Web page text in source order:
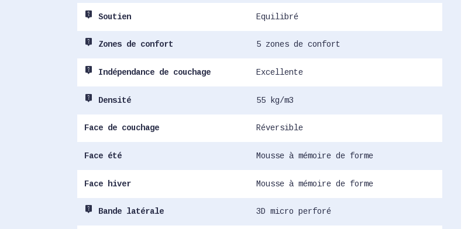
live_help Soutien Equilibré
live_help Zones de confort 5 zones de confort
live_help Indépendance de couchage Excellente
live_help Densité 55 kg/m3
Face de couchage Réversible
Face été Mousse à mémoire de forme
Face hiver Mousse à mémoire de forme
live_help Bande latérale 3D micro perforé